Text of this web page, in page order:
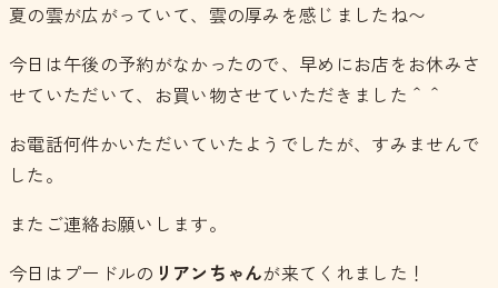
夏の雲が広がっていて、雲の厚みを感じましたね〜
今日は午後の予約がなかったので、早めにお店をお休みさ
せていただいて、お買い物させていただきました＾＾
お電話何件かいただいていたようでしたが、すみませんで
した。
またご連絡お願いします。
今日はプードルの リアンちゃんが来てくれました！